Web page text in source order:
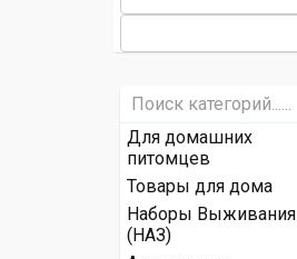
Для домашних
питомцев
Товары для дома
Наборы Выживания
(НАЗ)